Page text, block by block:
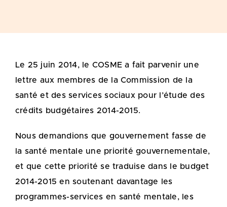
Le 25 juin 2014, le COSME a fait parvenir une
lettre aux membres de la Commission de la
santé et des services sociaux pour l’étude des
crédits budgétaires 2014-2015.
Nous demandions que gouvernement fasse de
la santé mentale une priorité gouvernementale,
et que cette priorité se traduise dans le budget
2014-2015 en soutenant davantage les
programmes-services en santé mentale, les